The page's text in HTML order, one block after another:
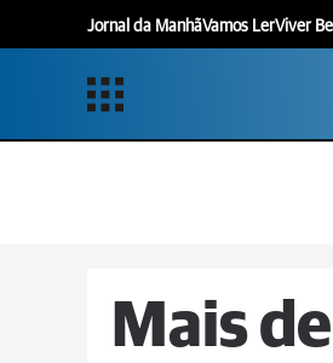
Jornal da ManhãVamos LerViver
Mais